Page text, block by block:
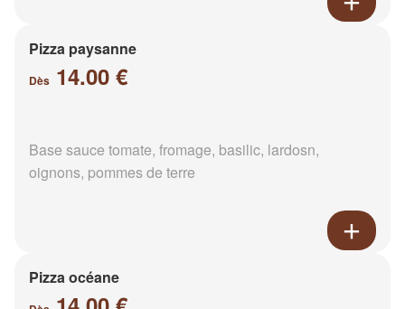
Pizza paysanne
Dès 14.00 €
Base sauce tomate, fromage, basilic, lardosn,
oignons, pommes de terre
Pizza océane